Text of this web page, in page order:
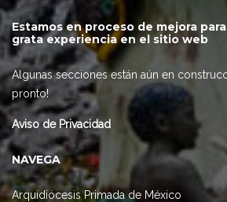
Estamos en proceso de mejora
grata experiencia en el sitio web
Algunas secciones están aún en
pronto!
Aviso de Privacidad
NAVEGA
Arquidiócesis Primada de México